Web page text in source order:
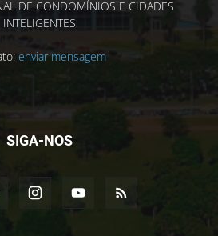
DE CONDOMÍNIOS E CIDADES
INTELIGENTES
enviar mensagem
SIGA-NOS